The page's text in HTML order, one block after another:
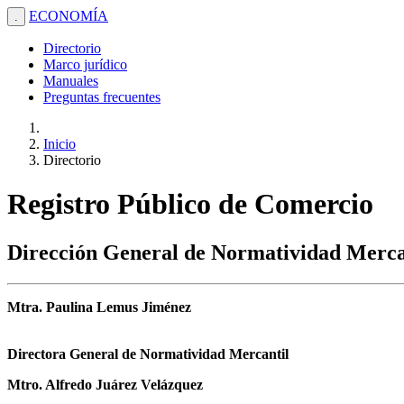
. ECONOMÍA
Directorio
Marco jurídico
Manuales
Preguntas frecuentes
Inicio
Directorio
Registro Público de Comercio
Dirección General de Normatividad
Mtra. Paulina Lemus Jiménez
Directora General de Normatividad Mercantil
Mtro. Alfredo Juárez Velázquez